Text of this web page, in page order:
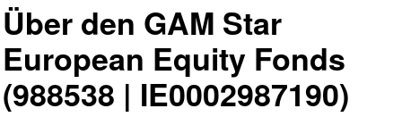
Über den GAM Star
European Equity Fonds
(988538 | IE0002987190)